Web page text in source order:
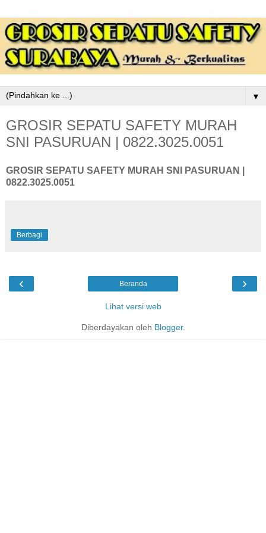
▼
GROSIR SEPATU SAFETY MURAH
SNI PASURUAN | 0822.3025.0051
GROSIR SEPATU SAFETY MURAH SNI PASURUAN |
0822.3025.0051
Berbagi
‹ ›
Beranda
Lihat versi web
Diberdayakan oleh Blogger.